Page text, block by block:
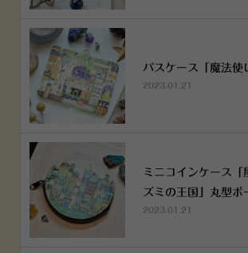
パスケース「魔法使
2023.01.21
ミニコインケース「
ズミの王国」丸型ポ
2023.01.21